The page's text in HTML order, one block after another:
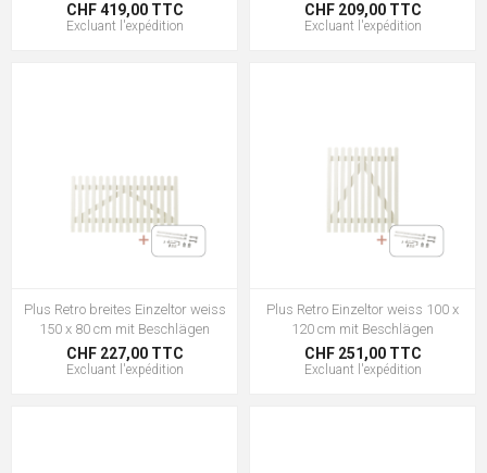
CHF 419,00 TTC
Excluant l'expédition
CHF 209,00 TTC
Excluant l'expédition
Plus Retro breites Einzeltor weiss
150 x 80 cm mit Beschlägen
CHF 227,00 TTC
Excluant l'expédition
Plus Retro Einzeltor weiss 100 x
120 cm mit Beschlägen
CHF 251,00 TTC
Excluant l'expédition